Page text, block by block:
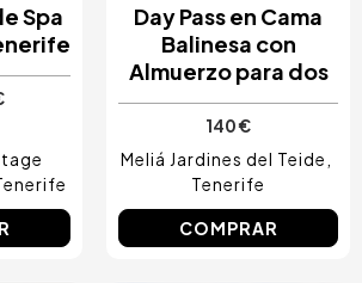
Spa
Day Pass en Cama
Balinesa con
Almuerzo para dos
140 €
Meliá Jardines del Teide
Tenerife
COMPRAR